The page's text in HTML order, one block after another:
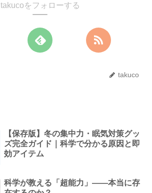
takucoをフォローする
takuco
【保存版】冬の集中力・眠気対策グッ
ズ完全ガイド｜科学で分かる原因と即
効アイテム
科学が教える「超能力」——本当に存